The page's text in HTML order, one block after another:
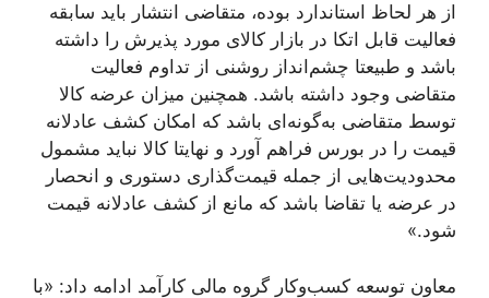
از هر لحاظ استاندارد بوده، متقاضی انتشار باید سابقه
فعالیت قابل اتکا در بازار کالای مورد پذیرش را داشته
باشد و طبیعتا چشم‌انداز روشنی از تداوم فعالیت
متقاضی وجود داشته باشد. همچنین میزان عرضه کالا
توسط متقاضی به‌گونه‌ای باشد که امکان کشف عادلانه
قیمت را در بورس فراهم آورد و نهایتا کالا نباید مشمول
محدودیت‌هایی از جمله قیمت‌گذاری دستوری و انحصار
در عرضه یا تقاضا باشد که مانع از کشف عادلانه قیمت
شود.»
معاون توسعه کسب‌وکار گروه مالی کارآمد ادامه داد: «با